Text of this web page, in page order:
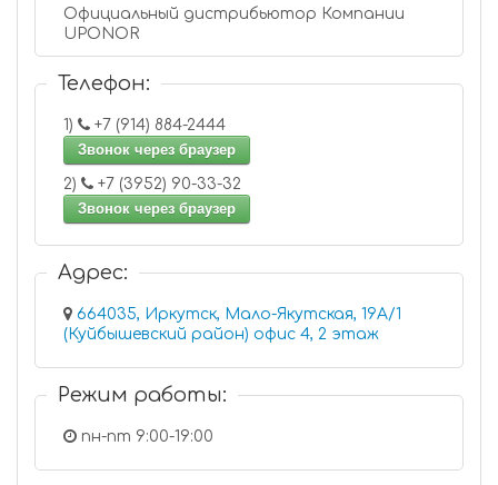
Официальный дистрибьютор Компании
UPONOR
Телефон:
1)
+7 (914) 884-2444
Звонок через браузер
2)
+7 (3952) 90-33-32
Звонок через браузер
Адрес:
664035, Иркутск, Мало-Якутская, 19А/1
(Куйбышевский район) офис 4, 2 этаж
Режим работы:
пн-пт 9:00-19:00